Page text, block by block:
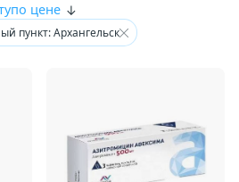
по цене
пункт: Архангельск